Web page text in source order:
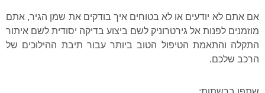
אם אתם לא יודעים או לא בטוחים איך בודקים את שמן הגיר, אתם
מוזמנים לפנות אל גירטרוניק לשם ביצוע בדיקה יסודית לשם איתור
התקלה והתאמת הטיפול הטוב ביותר עבור תיבת ההילוכים של
הרכב שלכם.